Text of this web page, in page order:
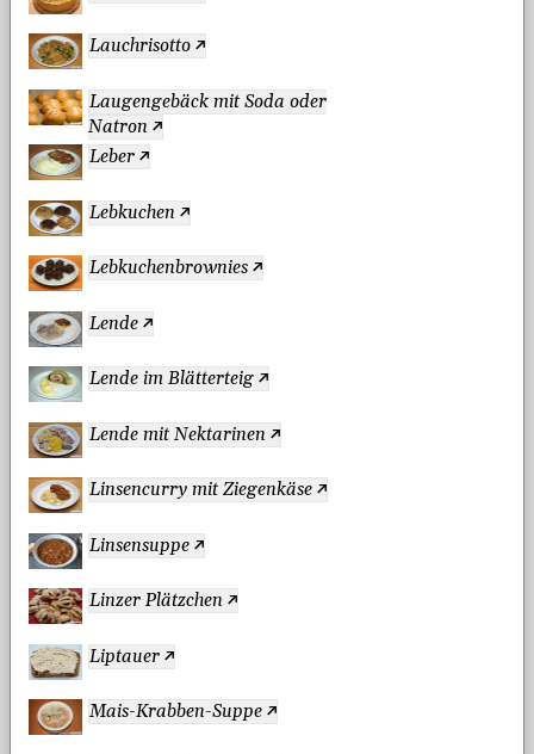
Lauchrisotto
Laugengebäck mit Soda oder
Natron
Leber
Lebkuchen
Lebkuchenbrownies
Lende
Lende im Blätterteig
Lende mit Nektarinen
Linsencurry mit Ziegenkäse
Linsensuppe
Linzer Plätzchen
Liptauer
Mais-Krabben-Suppe